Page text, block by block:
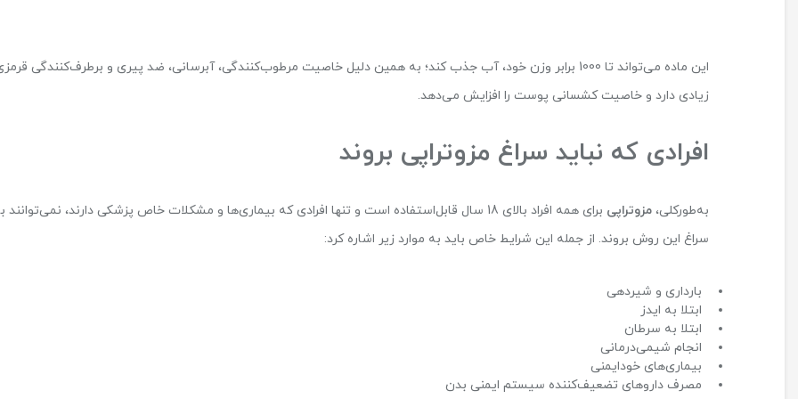
این ماده می‌تواند تا 1000 برابر وزن خود، آب جذب کند؛ به همین دلیل خاصیت مرطوب‌کنندگی، آبرسانی، ضد پیری و برطرف‌کنندگی
زیادی دارد و خاصیت کشسانی پوست را افزایش می‌دهد.
افرادی که نباید سراغ مزوتراپی بروند
به‌طورکلی، مزوتراپی
برای همه افراد بالای 18 سال قابل‌استفاده است و تنها افرادی که بیماری‌ها و مشکلات خاص پزشکی دارند، نمی‌توانند
سراغ این روش بروند. از جمله این شرایط خاص باید به موارد زیر اشاره کرد:
بارداری و شیردهی
ابتلا به ایدز
ابتلا به سرطان
انجام شیمی‌درمانی
بیماری‌های خودایمنی
مصرف داروهای تضعیف‌کننده سیستم ایمنی بدن